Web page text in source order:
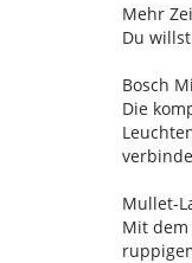
Mehr
Du
Bosch
Die
Mullet-
Mit dem